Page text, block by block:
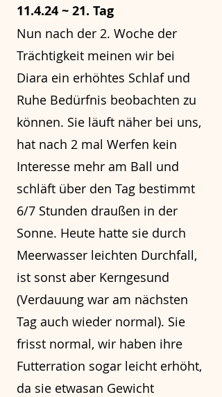
11.4.24 ~ 21. Tag
Nun nach der 2. Woche der
Trächtigkeit meinen wir bei
Diara ein erhöhtes Schlaf und
Ruhe Bedürfnis beobachten zu
können. Sie läuft näher bei uns,
hat nach 2 mal Werfen kein
Interesse mehr am Ball und
schläft über den Tag bestimmt
6/7 Stunden draußen in der
Sonne. Heute hatte sie durch
Meerwasser leichten Durchfall,
ist sonst aber Kerngesund
(Verdauung war am nächsten
Tag auch wieder normal). Sie
frisst normal, wir haben ihre
Futterration sogar leicht erhöht,
da sie etwasan Gewicht